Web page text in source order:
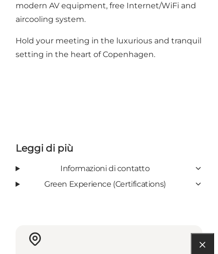
modern AV equipment, free Internet/WiFi and
aircooling system.
Hold your meeting in the luxurious and tranquil
setting in the heart of Copenhagen.
Leggi di più
Informazioni di contatto
Green Experience (Certifications)